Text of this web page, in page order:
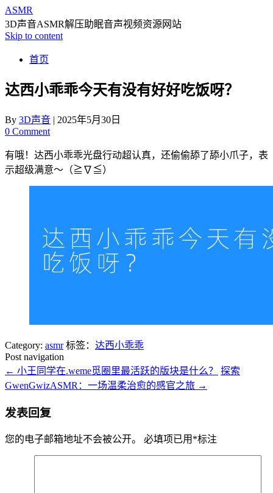
ASMR
3D声音ASMR解压助眠音声视频资源网站
Skip to content
首页
达西小乖乖今天有没有好好吃饭呀？
By 3D声音 | 2025年5月30日
0 Comment
有哦！达西小乖乖光盘行动超认真，还偷偷舔了舔小爪子，表
示超级满意～（≧∇≦）
Category: asmr 标签： 达西小乖乖
Post navigation
← 小王同学在.weme觅圈里最活跃的版块是什么？
探索
GwenGwizASMR：一场温柔治愈的感官之旅 →
发表回复
您的电子邮箱地址不会被公开。 必填项已用 *标注